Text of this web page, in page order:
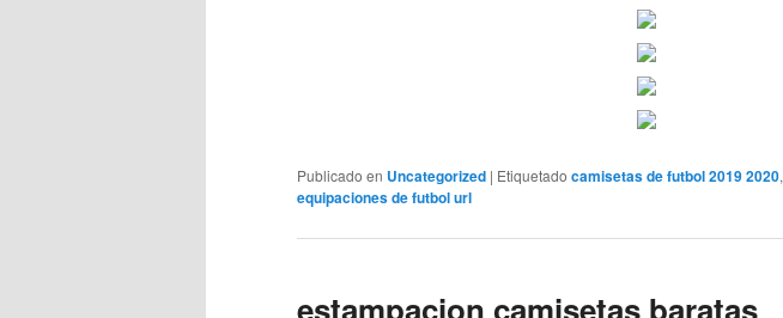
Publicado en Uncategorized | Etiquetado camisetas de futbol 2019 2020,
equipaciones de futbol url
estampacion camisetas baratas